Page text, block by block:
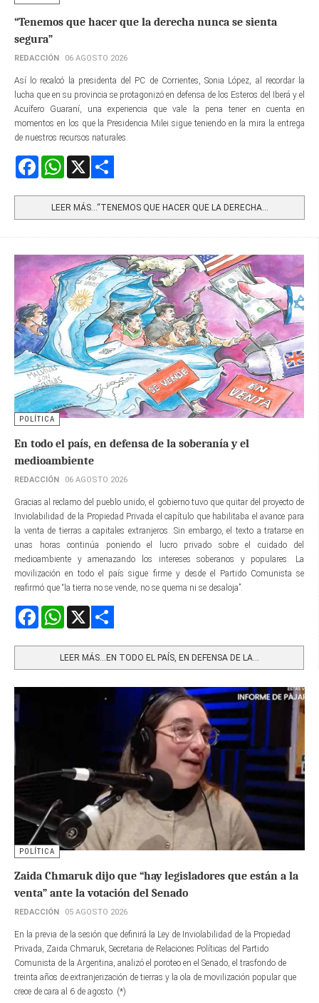
“Tenemos que hacer que la derecha nunca se sienta
segura”
REDACCIÓN 06 AGOSTO 2026
Así lo recalcó la presidenta del PC de Corrientes, Sonia López, al recordar la
lucha que en su provincia se protagonizó en defensa de los Esteros del Iberá y el
Acuífero Guaraní, una experiencia que vale la pena tener en cuenta en
momentos en los que la Presidencia Milei sigue teniendo en la mira la entrega
de nuestros recursos naturales.
FacebookWhatsApp
LEER MÁS…“TENEMOS QUE HACER QUE LA DERECHA...
POLÍTICA
En todo el país, en defensa de la soberanía y el
medioambiente
REDACCIÓN 06 AGOSTO 2026
Gracias al reclamo del pueblo unido, el gobierno tuvo que quitar del proyecto de
Inviolabilidad de la Propiedad Privada el capítulo que habilitaba el avance para
la venta de tierras a capitales extranjeros. Sin embargo, el texto a tratarse en
unas horas continúa poniendo el lucro privado sobre el cuidado del
medioambiente y amenazando los intereses soberanos y populares. La
movilización en todo el país sigue firme y desde el Partido Comunista se
reafirmó que “la tierra no se vende, no se quema ni se desaloja”.
FacebookWhatsApp
LEER MÁS…EN TODO EL PAÍS, EN DEFENSA DE LA...
POLÍTICA
Zaida Chmaruk dijo que “hay legisladores que están a la
venta” ante la votación del Senado
REDACCIÓN 05 AGOSTO 2026
En la previa de la sesión que definirá la Ley de Inviolabilidad de la Propiedad
Privada, Zaida Chmaruk, Secretaria de Relaciones Políticas del Partido
Comunista de la Argentina, analizó el poroteo en el Senado, el trasfondo de
treinta años de extranjerización de tierras y la ola de movilización popular que
crece de cara al 6 de agosto. (*)